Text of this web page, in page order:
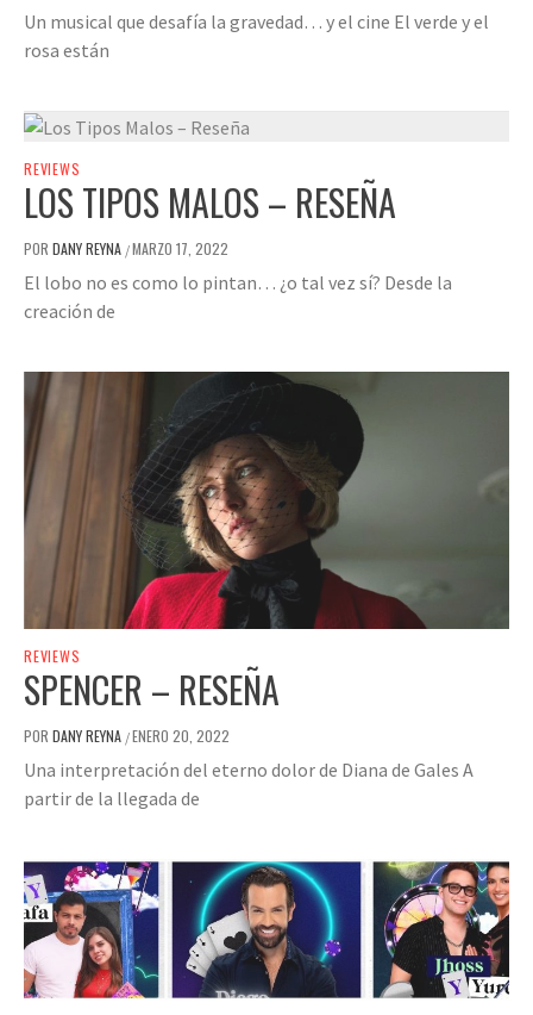
Un musical que desafía la gravedad… y el cine El verde y el
rosa están
REVIEWS
LOS TIPOS MALOS – RESEÑA
POR DANY REYNA /MARZO 17, 2022
El lobo no es como lo pintan… ¿o tal vez sí? Desde la
creación de
REVIEWS
SPENCER – RESEÑA
POR DANY REYNA /ENERO 20, 2022
Una interpretación del eterno dolor de Diana de Gales A
partir de la llegada de